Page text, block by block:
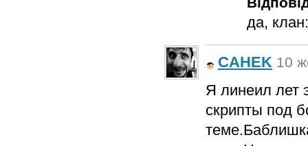
да,
CAHEK 10
Я линеил лет
скрипты под